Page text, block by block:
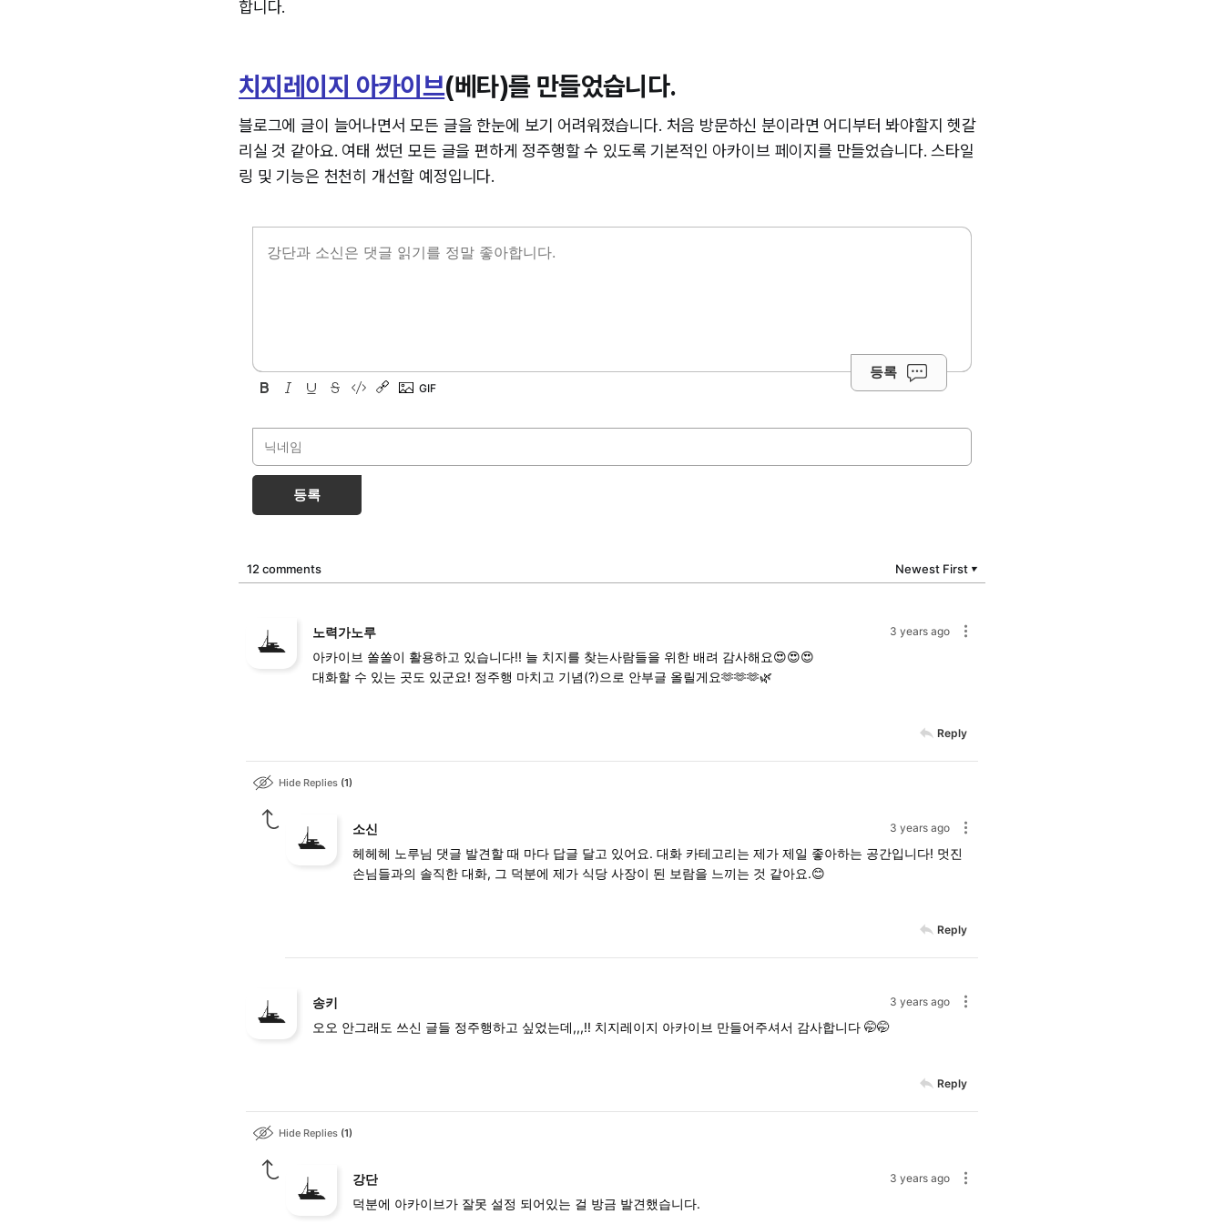
합니다.
치지레이지 아카이브(베타)를 만들었습니다.
블로그에 글이 늘어나면서 모든 글을 한눈에 보기 어려워졌습니다. 처음 방문하신 분이라면 어디부터 봐야할지 헷갈
리실 것 같아요. 여태 썼던 모든 글을 편하게 정주행할 수 있도록 기본적인 아카이브 페이지를 만들었습니다. 스타일
링 및 기능은 천천히 개선할 예정입니다.
등록
등록
12 comments Newest First ▼
3 years ago
노력가노루
아카이브 쏠쏠이 활용하고 있습니다!! 늘 치지를 찾는사람들을 위한 배려 감사해요😍😍😍
대화할 수 있는 곳도 있군요! 정주행 마치고 기념(?)으로 안부글 올릴게요🫶🫶🫶🌿
Reply
Hide Replies 1
3 years ago
소신
헤헤헤 노루님 댓글 발견할 때 마다 답글 달고 있어요. 대화 카테고리는 제가 제일 좋아하는 공간입니다! 멋진
손님들과의 솔직한 대화, 그 덕분에 제가 식당 사장이 된 보람을 느끼는 것 같아요.😊
Reply
3 years ago
송키
오오 안그래도 쓰신 글들 정주행하고 싶었는데,,,!! 치지레이지 아카이브 만들어주셔서 감사합니다 🤭🤭
Reply
Hide Replies 1
3 years ago
강단
덕분에 아카이브가 잘못 설정 되어있는 걸 방금 발견했습니다.